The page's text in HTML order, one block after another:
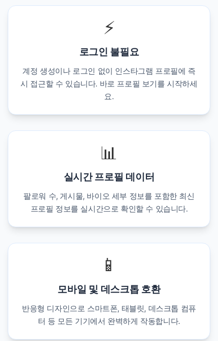
⚡
로그인 불필요
계정 생성이나 로그인 없이 인스타그램 프로필에 즉
시 접근할 수 있습니다. 바로 프로필 보기를 시작하세
요.
📊
실시간 프로필 데이터
팔로워 수, 게시물, 바이오 세부 정보를 포함한 최신
프로필 정보를 실시간으로 확인할 수 있습니다.
📱
모바일 및 데스크톱 호환
반응형 디자인으로 스마트폰, 태블릿, 데스크톱 컴퓨
터 등 모든 기기에서 완벽하게 작동합니다.